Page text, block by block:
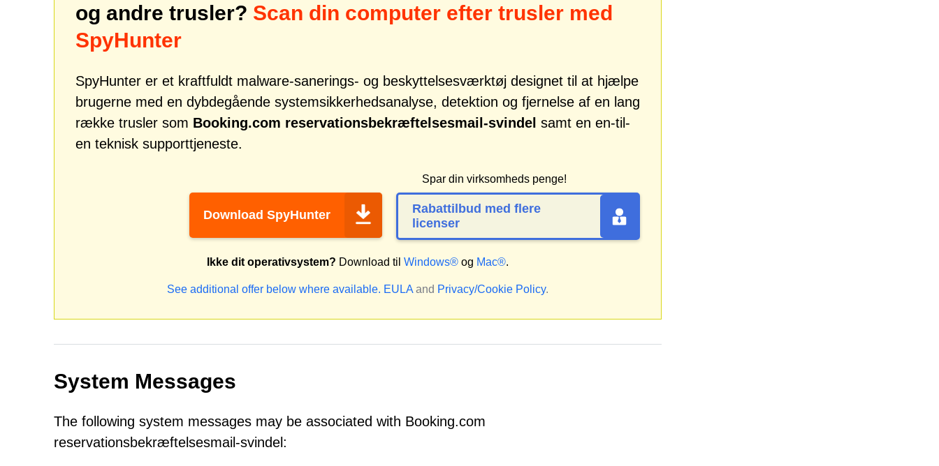
og andre trusler? Scan din computer efter trusler med
SpyHunter
SpyHunter er et kraftfuldt malware-sanerings- og beskyttelsesværktøj designet til at hjælpe
brugerne med en dybdegående systemsikkerhedsanalyse, detektion og fjernelse af en lang
række trusler som Booking.com reservationsbekræftelsesmail-svindel samt en en-til-
en teknisk supporttjeneste.
Download SpyHunter
Spar din virksomheds penge!
Rabattilbud med flere
licenser
Ikke dit operativsystem? Download til Windows® og Mac®.
See additional offer below where available. EULA and Privacy/Cookie Policy.
System Messages
The following system messages may be associated with Booking.com
reservationsbekræftelsesmail-svindel: